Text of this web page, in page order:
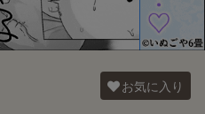
お気に入り